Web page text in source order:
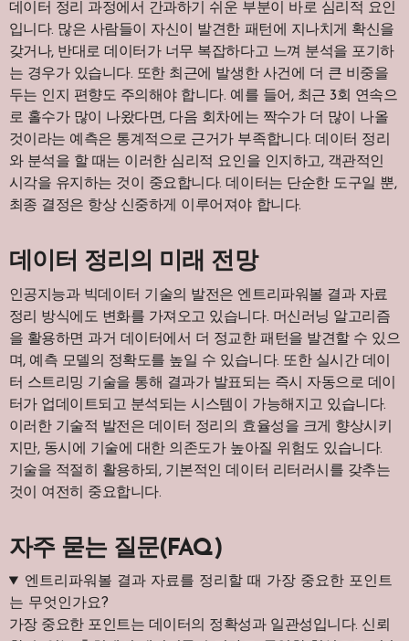
데이터 정리 과정에서 간과하기 쉬운 부분이 바로 심리적 요인
입니다. 많은 사람들이 자신이 발견한 패턴에 지나치게 확신을
갖거나, 반대로 데이터가 너무 복잡하다고 느껴 분석을 포기하
는 경우가 있습니다. 또한 최근에 발생한 사건에 더 큰 비중을
두는 인지 편향도 주의해야 합니다. 예를 들어, 최근 3회 연속으
로 홀수가 많이 나왔다면, 다음 회차에는 짝수가 더 많이 나올
것이라는 예측은 통계적으로 근거가 부족합니다. 데이터 정리
와 분석을 할 때는 이러한 심리적 요인을 인지하고, 객관적인
시각을 유지하는 것이 중요합니다. 데이터는 단순한 도구일 뿐,
최종 결정은 항상 신중하게 이루어져야 합니다.
데이터 정리의 미래 전망
인공지능과 빅데이터 기술의 발전은 엔트리파워볼 결과 자료
정리 방식에도 변화를 가져오고 있습니다. 머신러닝 알고리즘
을 활용하면 과거 데이터에서 더 정교한 패턴을 발견할 수 있으
며, 예측 모델의 정확도를 높일 수 있습니다. 또한 실시간 데이
터 스트리밍 기술을 통해 결과가 발표되는 즉시 자동으로 데이
터가 업데이트되고 분석되는 시스템이 가능해지고 있습니다.
이러한 기술적 발전은 데이터 정리의 효율성을 크게 향상시키
지만, 동시에 기술에 대한 의존도가 높아질 위험도 있습니다.
기술을 적절히 활용하되, 기본적인 데이터 리터러시를 갖추는
것이 여전히 중요합니다.
자주 묻는 질문(FAQ)
엔트리파워볼 결과 자료를 정리할 때 가장 중요한 포인트
는 무엇인가요?
가장 중요한 포인트는 데이터의 정확성과 일관성입니다. 신뢰